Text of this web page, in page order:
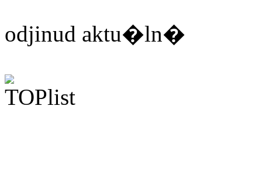
odjinud aktu�ln�